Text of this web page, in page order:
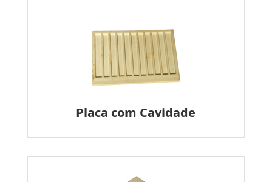
Placa com Cavidade